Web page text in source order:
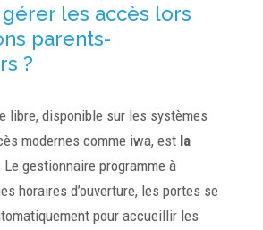
les accès lors
parents-
?
libre, disponible sur les systèmes
modernes comme iwa, est la
. Le gestionnaire programme à
horaires d’ouverture, les portes se
pour accueillir les